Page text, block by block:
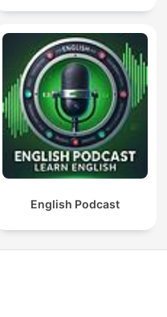
English Podcast